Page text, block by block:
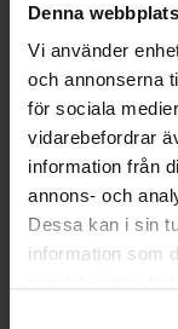
Denna
Vi använder
och annonserna
för sociala
vidarebefordrar
information från
annons- och
Dessa kan i sin
information som
vilket ger
och därav
naturliga
utsättas för
applicering.
Kategorier:
Makeup